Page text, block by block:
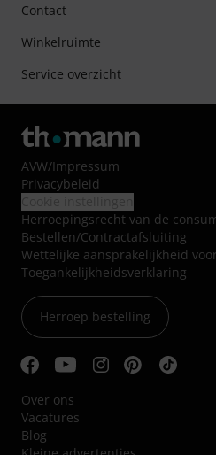
Contact
Winkelruimte
Service overzicht
AVW/Impressum
Privacybeleid
Herroepingsrecht van de
Bestellen/Contractafsluiting
Wettelijke aansprakelijkheid
Toegankelijkheidsverklaring
Herroep bestelling
Over ons
Vacatures
Blog